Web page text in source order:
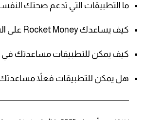
ما التطبيقات التي تدعم صحتك
كيف يساعدك Rocket Money على السيطرة على ميزانيتك؟
كيف يمكن للتطبيقات مساعدتك في
هل يمكن للتطبيقات فعلاً مساعدتك